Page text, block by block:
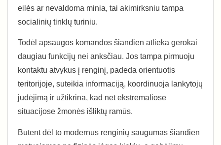
eilės ar nevaldoma minia, tai akimirksniu tampa
socialinių tinklų turiniu.
Todėl apsaugos komandos šiandien atlieka gerokai
daugiau funkcijų nei anksčiau. Jos tampa pirmuoju
kontaktu atvykus į renginį, padeda orientuotis
teritorijoje, suteikia informaciją, koordinuoja lankytojų
judėjimą ir užtikrina, kad net ekstremaliose
situacijose žmonės išliktų ramūs.
Būtent dėl to modernus renginių saugumas šiandien